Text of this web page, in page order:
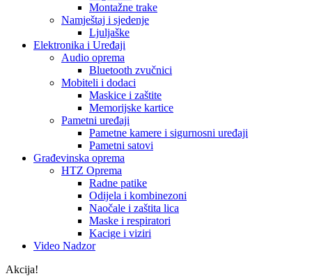
Montažne trake
Namještaj i sjedenje
Ljuljaške
Elektronika i Uređaji
Audio oprema
Bluetooth zvučnici
Mobiteli i dodaci
Maskice i zaštite
Memorijske kartice
Pametni uređaji
Pametne kamere i sigurnosni uređaji
Pametni satovi
Građevinska oprema
HTZ Oprema
Radne patike
Odijela i kombinezoni
Naočale i zaštita lica
Maske i respiratori
Kacige i viziri
Video Nadzor
Akcija!